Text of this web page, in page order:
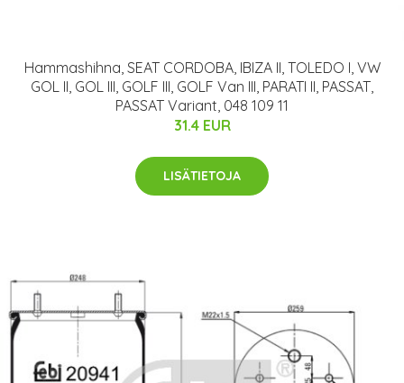
Hammashihna, SEAT CORDOBA, IBIZA II, TOLEDO I, VW
GOL II, GOL III, GOLF III, GOLF Van III, PARATI II, PASSAT,
PASSAT Variant, 048 109 11
31.4 EUR
LISÄTIETOJA